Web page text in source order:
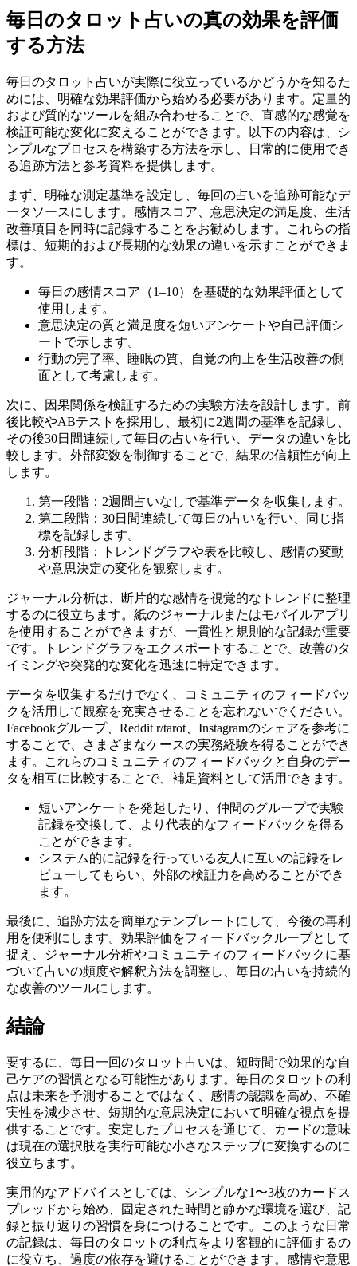
毎日のタロット占いの真の効果を評価
する方法
毎日のタロット占いが実際に役立っているかどうかを知るた
めには、明確な効果評価から始める必要があります。定量的
および質的なツールを組み合わせることで、直感的な感覚を
検証可能な変化に変えることができます。以下の内容は、シ
ンプルなプロセスを構築する方法を示し、日常的に使用でき
る追跡方法と参考資料を提供します。
まず、明確な測定基準を設定し、毎回の占いを追跡可能なデ
ータソースにします。感情スコア、意思決定の満足度、生活
改善項目を同時に記録することをお勧めします。これらの指
標は、短期的および長期的な効果の違いを示すことができま
す。
毎日の感情スコア（1–10）を基礎的な効果評価として
使用します。
意思決定の質と満足度を短いアンケートや自己評価シ
ートで示します。
行動の完了率、睡眠の質、自覚の向上を生活改善の側
面として考慮します。
次に、因果関係を検証するための実験方法を設計します。前
後比較やABテストを採用し、最初に2週間の基準を記録し、
その後30日間連続して毎日の占いを行い、データの違いを比
較します。外部変数を制御することで、結果の信頼性が向上
します。
第一段階：2週間占いなしで基準データを収集します。
第二段階：30日間連続して毎日の占いを行い、同じ指
標を記録します。
分析段階：トレンドグラフや表を比較し、感情の変動
や意思決定の変化を観察します。
ジャーナル分析は、断片的な感情を視覚的なトレンドに整理
するのに役立ちます。紙のジャーナルまたはモバイルアプリ
を使用することができますが、一貫性と規則的な記録が重要
です。トレンドグラフをエクスポートすることで、改善のタ
イミングや突発的な変化を迅速に特定できます。
データを収集するだけでなく、コミュニティのフィードバッ
クを活用して観察を充実させることを忘れないでください。
Facebookグループ、Reddit r/tarot、Instagramのシェアを参考に
することで、さまざまなケースの実務経験を得ることができ
ます。これらのコミュニティのフィードバックと自身のデー
タを相互に比較することで、補足資料として活用できます。
短いアンケートを発起したり、仲間のグループで実験
記録を交換して、より代表的なフィードバックを得る
ことができます。
システム的に記録を行っている友人に互いの記録をレ
ビューしてもらい、外部の検証力を高めることができ
ます。
最後に、追跡方法を簡単なテンプレートにして、今後の再利
用を便利にします。効果評価をフィードバックループとして
捉え、ジャーナル分析やコミュニティのフィードバックに基
づいて占いの頻度や解釈方法を調整し、毎日の占いを持続的
な改善のツールにします。
結論
要するに、毎日一回のタロット占いは、短時間で効果的な自
己ケアの習慣となる可能性があります。毎日のタロットの利
点は未来を予測することではなく、感情の認識を高め、不確
実性を減少させ、短期的な意思決定において明確な視点を提
供することです。安定したプロセスを通じて、カードの意味
は現在の選択肢を実行可能な小さなステップに変換するのに
役立ちます。
実用的なアドバイスとしては、シンプルな1〜3枚のカードス
プレッドから始め、固定された時間と静かな環境を選び、記
録と振り返りの習慣を身につけることです。このような日常
の記録は、毎日のタロットの利点をより客観的に評価するの
に役立ち、過度の依存を避けることができます。感情や意思